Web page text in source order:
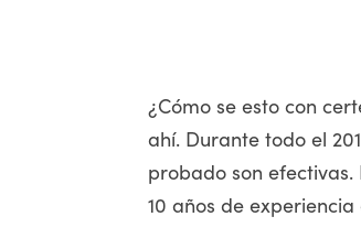
¿Cómo se esto con
ahí. Durante todo el
probado son efectivas.
10 años de